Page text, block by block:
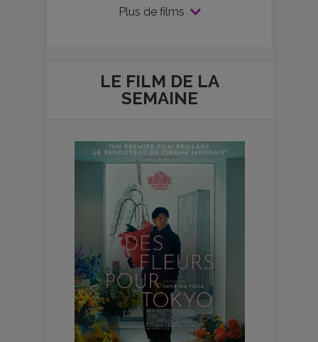
Plus de films
LE FILM DE LA
SEMAINE